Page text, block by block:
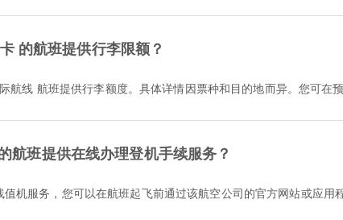
的航班提供行李限额？
航线 航班提供行李额度。具体详情因票种和目的地而异。您可在
班提供在线办理登机手续服务？
机服务，您可以在航班起飞前通过该航空公司的官方网站或应用